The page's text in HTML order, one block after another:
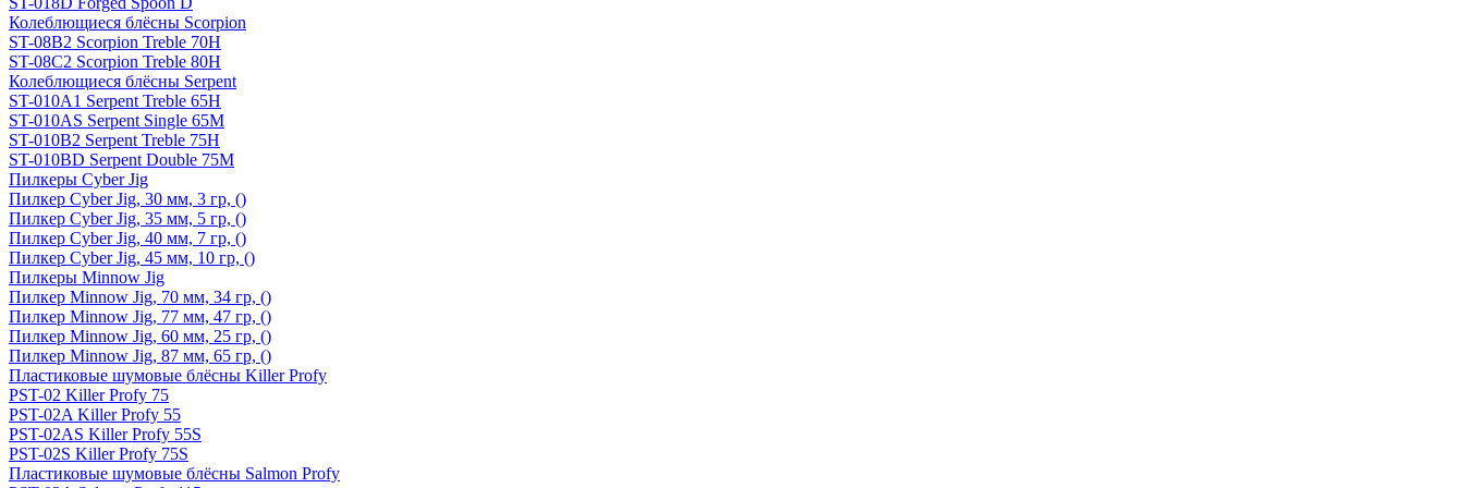
Колеблющиеся блёсны Scorpion
ST-08B2 Scorpion Treble 70H
ST-08C2 Scorpion Treble 80H
Колеблющиеся блёсны Serpent
ST-010A1 Serpent Treble 65H
ST-010AS Serpent Single 65M
ST-010B2 Serpent Treble 75H
ST-010BD Serpent Double 75M
Пилкеры Cyber Jig
Пилкер Cyber Jig, 30 мм, 3 гр, ()
Пилкер Cyber Jig, 35 мм, 5 гр, ()
Пилкер Cyber Jig, 40 мм, 7 гр, ()
Пилкер Cyber Jig, 45 мм, 10 гр, ()
Пилкеры Minnow Jig
Пилкер Minnow Jig, 70 мм, 34 гр, ()
Пилкер Minnow Jig, 77 мм, 47 гр, ()
Пилкер Minnow Jig, 60 мм, 25 гр, ()
Пилкер Minnow Jig, 87 мм, 65 гр, ()
Пластиковые шумовые блёсны Killer Profy
PST-02 Killer Profy 75
PST-02A Killer Profy 55
PST-02AS Killer Profy 55S
PST-02S Killer Profy 75S
Пластиковые шумовые блёсны Salmon Profy